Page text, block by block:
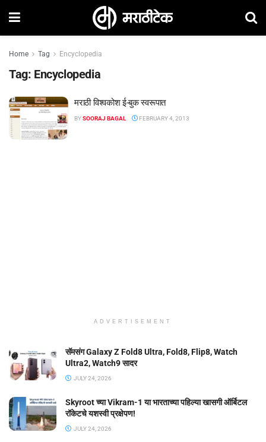
Home Tag Encyclopedia
Tag: Encyclopedia
मराठी विश्वकोश ई-बुक स्वरूपात
BYSOORAJ BAGAL FEBRUARY 4, 2013
ADVERTISEMENT
सॅमसंग Galaxy Z Fold8 Ultra, Fold8, Flip8, Watch
Ultra2, Watch9 सादर
JULY 24, 2026
Skyroot च्या Vikram-1 या भारताच्या पहिल्या खासगी ऑर्बिटल
रॉकेटचे यशस्वी प्रक्षेपण!
JULY 24, 2026